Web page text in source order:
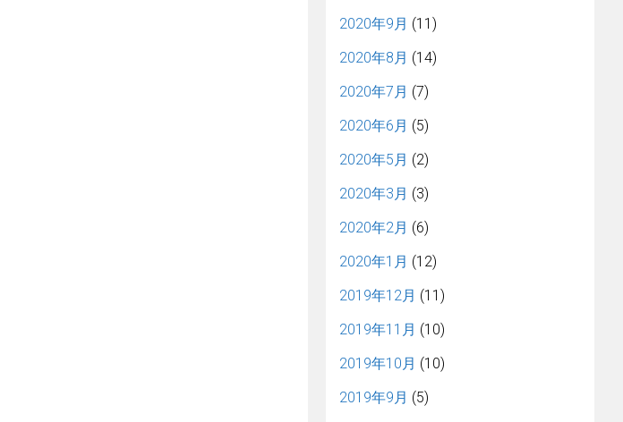
2020年9月 (11)
2020年8月 (14)
2020年7月 (7)
2020年6月 (5)
2020年5月 (2)
2020年3月 (3)
2020年2月 (6)
2020年1月 (12)
2019年12月 (11)
2019年11月 (10)
2019年10月 (10)
2019年9月 (5)